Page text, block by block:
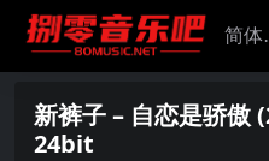
新裤子 – 自恋是骄傲
24bit